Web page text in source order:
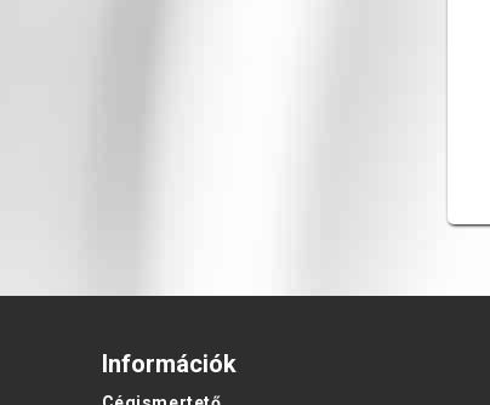
Információk